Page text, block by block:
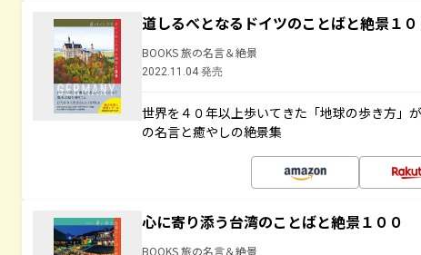
道しるべとなるドイツのことばと絶景１０
BOOKS 旅の名言＆絶景
2022.11.04 発売
世界を４０年以上歩いてきた「地球の歩き方」
の名言と癒やしの絶景集
心に寄り添う台湾のことばと絶景１００
BOOKS 旅の名言＆絶景